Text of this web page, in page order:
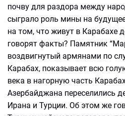
почву для раздора между
сыграло роль мины на
на том, что живут в Карабахе
говорят факты? Памятник
воздвигнутый армянами по
Карабах, показывает всю
века в нагорную часть
Азербайджана переселились
Ирана и Турции. Об этом же